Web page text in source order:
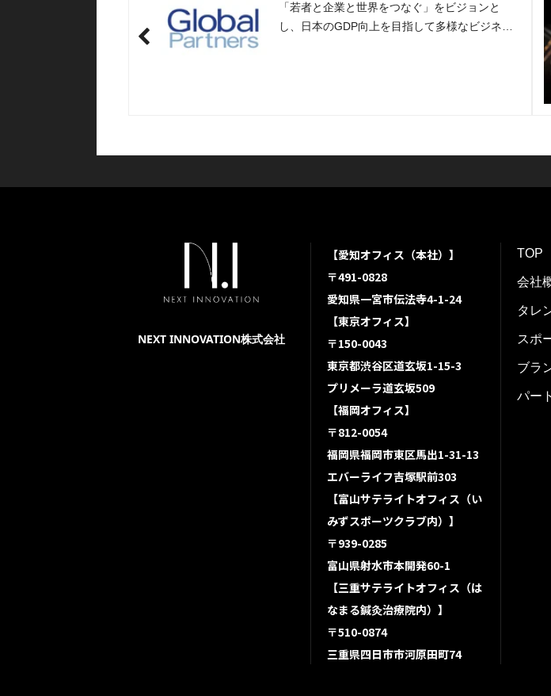
「若者と企業と世界をつなぐ」をビジョンと
し、日本のGDP向上を目指して多様なビジネス
NEXT INNOVATION株式会社
【愛知オフィス（本社）】
〒491-0828
愛知県一宮市伝法寺4-1-24
【東京オフィス】
〒150-0043
東京都渋谷区道玄坂1-15-3
プリメーラ道玄坂509
【福岡オフィス】
〒812-0054
福岡県福岡市東区馬出1-31-13
エバーライフ吉塚駅前303
【富山サテライトオフィス（い
みずスポーツクラブ内）】
〒939-0285
富山県射水市本開発60-1
【三重サテライトオフィス（は
なまる鍼灸治療院内）】
〒510-0874
三重県四日市市河原田町74
TOP
会社
タレ
スポ
ブラ
パー